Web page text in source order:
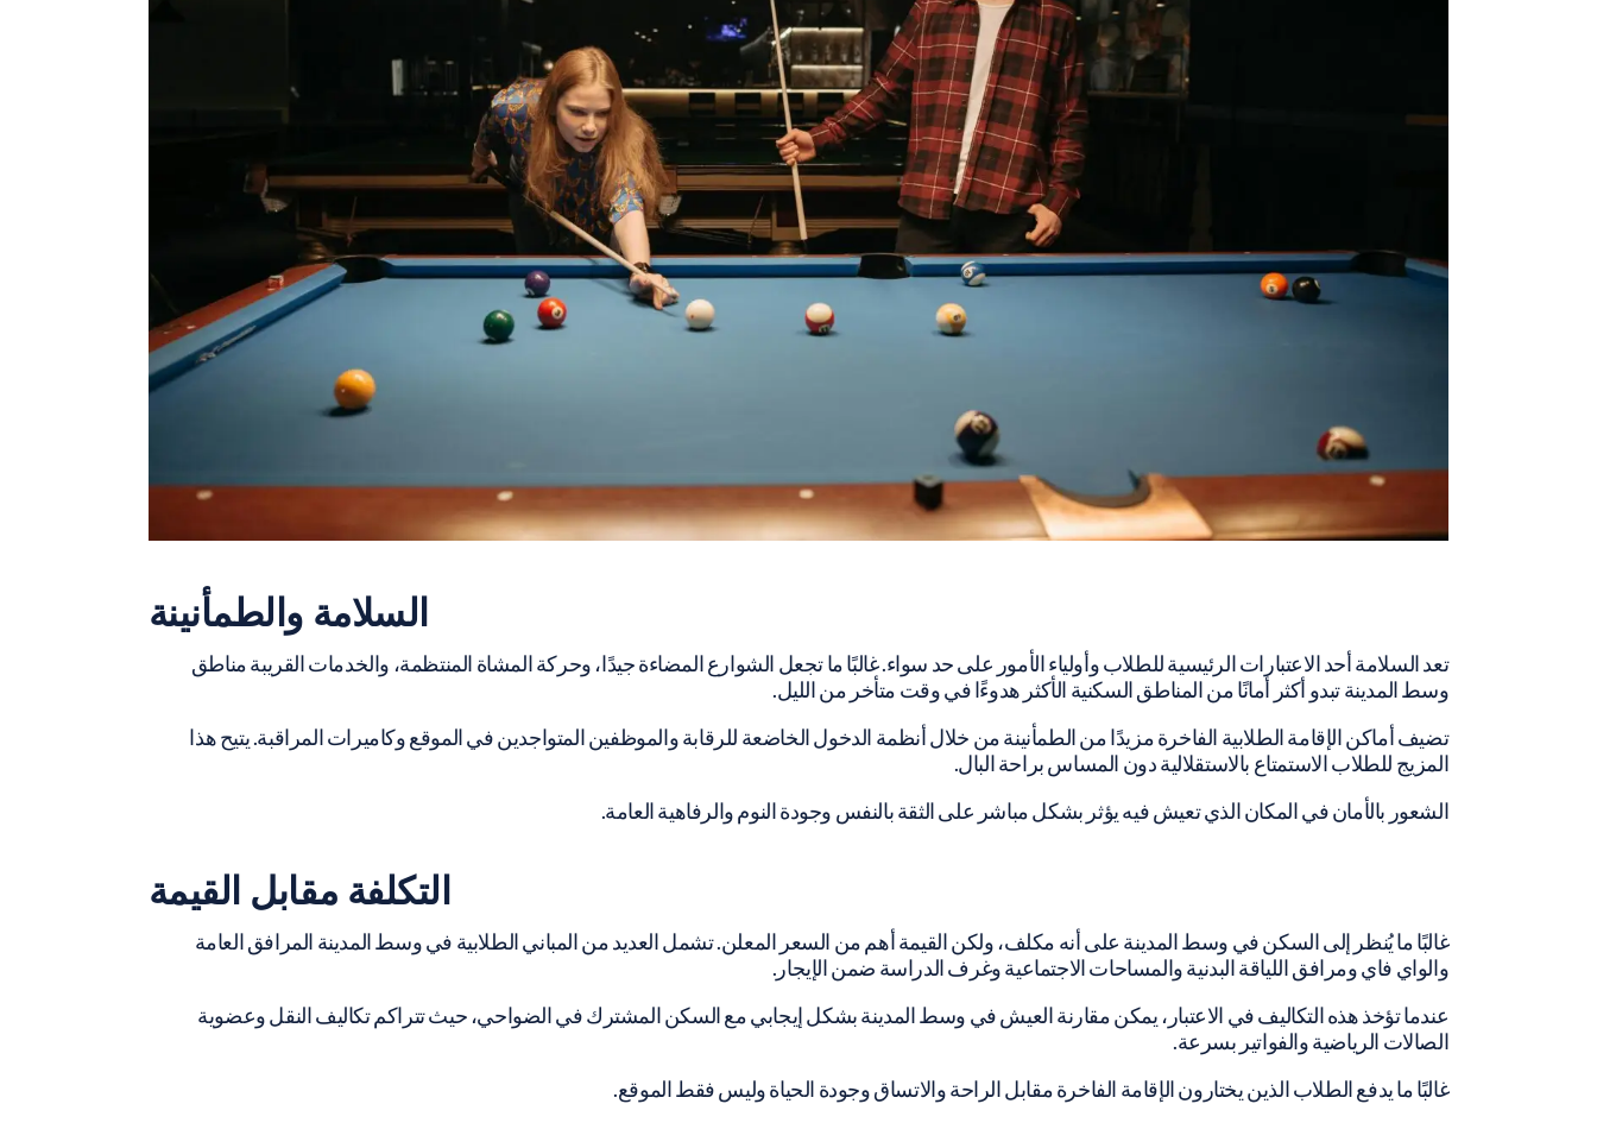
السلامة والطمأنينة
تعد السلامة أحد الاعتبارات الرئيسية للطلاب وأولياء الأمور على حد سواء. غالبًا ما تجعل الشوارع المضاءة جيدًا، وحركة المشاة المنتظمة، والخدمات القريبة مناطق
وسط المدينة تبدو أكثر أمانًا من المناطق السكنية الأكثر هدوءًا في وقت متأخر من الليل.
تضيف أماكن الإقامة الطلابية الفاخرة مزيدًا من الطمأنينة من خلال أنظمة الدخول الخاضعة للرقابة والموظفين المتواجدين في الموقع وكاميرات المراقبة. يتيح هذا
المزيج للطلاب الاستمتاع بالاستقلالية دون المساس براحة البال.
الشعور بالأمان في المكان الذي تعيش فيه يؤثر بشكل مباشر على الثقة بالنفس وجودة النوم والرفاهية العامة.
التكلفة مقابل القيمة
غالبًا ما يُنظر إلى السكن في وسط المدينة على أنه مكلف، ولكن القيمة أهم من السعر المعلن. تشمل العديد من المباني الطلابية في وسط المدينة المرافق العامة
والواي فاي ومرافق اللياقة البدنية والمساحات الاجتماعية وغرف الدراسة ضمن الإيجار.
عندما تؤخذ هذه التكاليف في الاعتبار، يمكن مقارنة العيش في وسط المدينة بشكل إيجابي مع السكن المشترك في الضواحي، حيث تتراكم تكاليف النقل وعضوية
الصالات الرياضية والفواتير بسرعة.
غالبًا ما يدفع الطلاب الذين يختارون الإقامة الفاخرة مقابل الراحة والاتساق وجودة الحياة وليس فقط الموقع.